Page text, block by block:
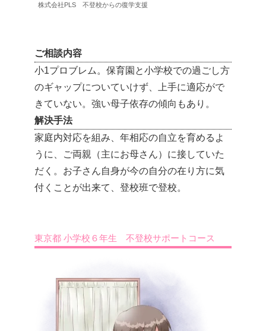
株式会社PLS 不登校からの復学支援
ご相談内容
小1プロブレム。保育園と小学校での過ごし方
のギャップについていけず、上手に適応がで
きていない。強い母子依存の傾向もあり。
解決手法
家庭内対応を組み、年相応の自立を育めるよ
うに、ご両親（主にお母さん）に接していた
だく。お子さん自身が今の自分の在り方に気
付くことが出来て、登校班で登校。
東京都 小学校６年生 不登校サポートコース